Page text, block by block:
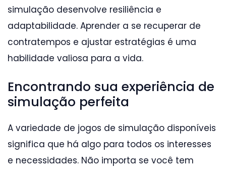
simulação desenvolve resiliência e
adaptabilidade. Aprender a se recuperar de
contratempos e ajustar estratégias é uma
habilidade valiosa para a vida.
Encontrando sua experiência de
simulação perfeita
A variedade de jogos de simulação disponíveis
significa que há algo para todos os interesses
e necessidades. Não importa se você tem